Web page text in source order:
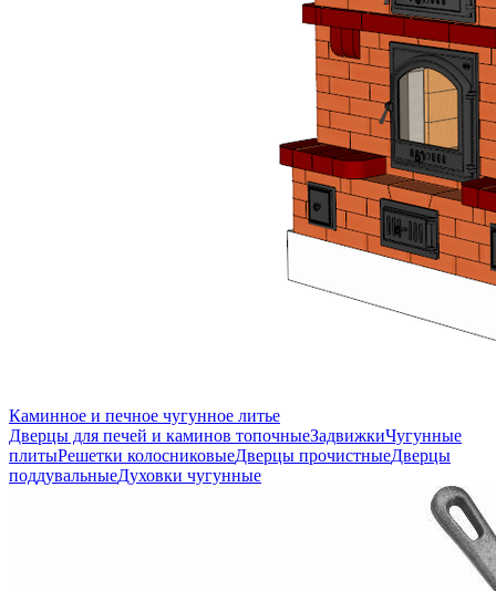
Каминное и печное чугунное литье
Дверцы для печей и каминов топочныеЗадвижкиЧугунные
плитыРешетки колосниковыеДверцы прочистныеДверцы
поддувальныеДуховки чугунные